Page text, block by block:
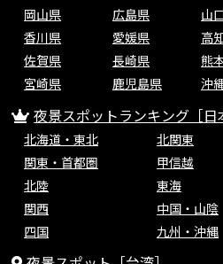
岡山県
広島県 山
香川県
愛媛県 高
佐賀県
長崎県 熊
宮崎県
鹿児島県 沖
夜景スポットランキング［日
北海道・東北
北関東
関東・首都圏
甲信越
北陸
東海
関西
中国・山陰
四国
九州・沖縄